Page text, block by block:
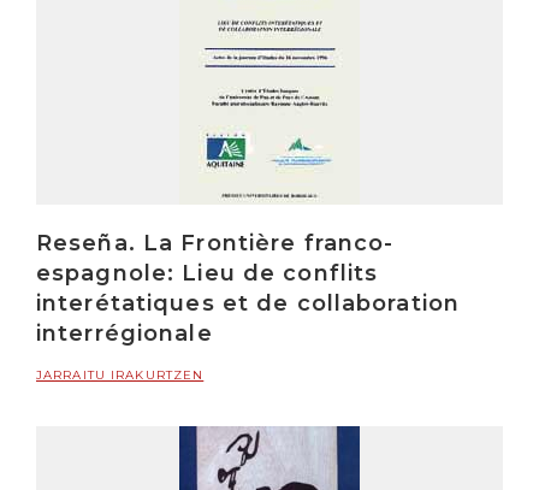
Reseña. La Frontière franco-
espagnole: Lieu de conflits
interétatiques et de collaboration
interrégionale
JARRAITU IRAKURTZEN